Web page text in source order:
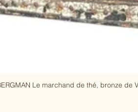
Le marchand de thé, bronze de